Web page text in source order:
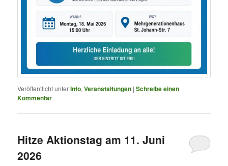
Veröffentlicht unterInfo,Veranstaltungen |Schreibe einen
Kommentar
Hitze Aktionstag am 11. Juni
2026